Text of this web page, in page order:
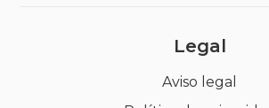
Legal
Aviso legal